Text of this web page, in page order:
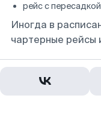
рейс с пересадкой
Иногда в
чартерные рейсы